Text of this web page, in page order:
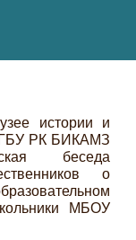
истории и
ГБУ РК БИКАМЗ
беседа
о
МБОУ